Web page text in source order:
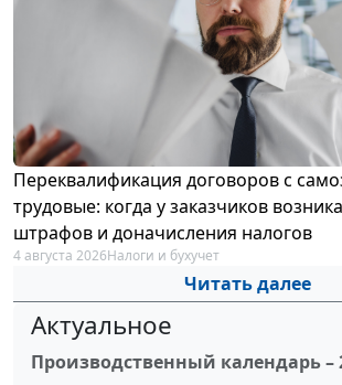
Переквалификация договоров с
трудовые: когда у заказчиков
штрафов и доначисления налогов
4 августа 2026Налоги и бухучет
Читать далее
Актуальное
Производственный календарь –